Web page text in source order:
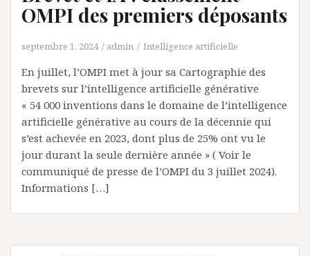
OMPI des premiers déposants
septembre 1, 2024 admin Intelligence artificielle
En juillet, l’OMPI met à jour sa Cartographie des
brevets sur l’intelligence artificielle générative
« 54 000 inventions dans le domaine de l’intelligence
artificielle générative au cours de la décennie qui
s’est achevée en 2023, dont plus de 25% ont vu le
jour durant la seule dernière année » ( Voir le
communiqué de presse de l’OMPI du 3 juillet 2024).
Informations […]